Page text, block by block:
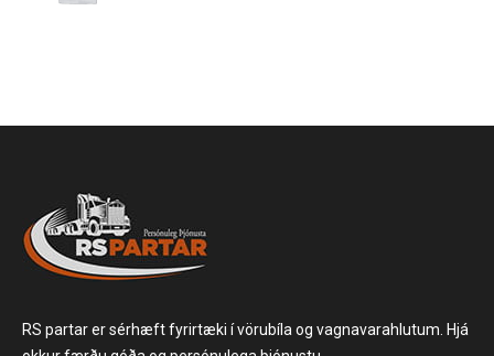
RS partar er sérhæft fyrirtæki í vörubíla og vagnavarahlutum. Hjá